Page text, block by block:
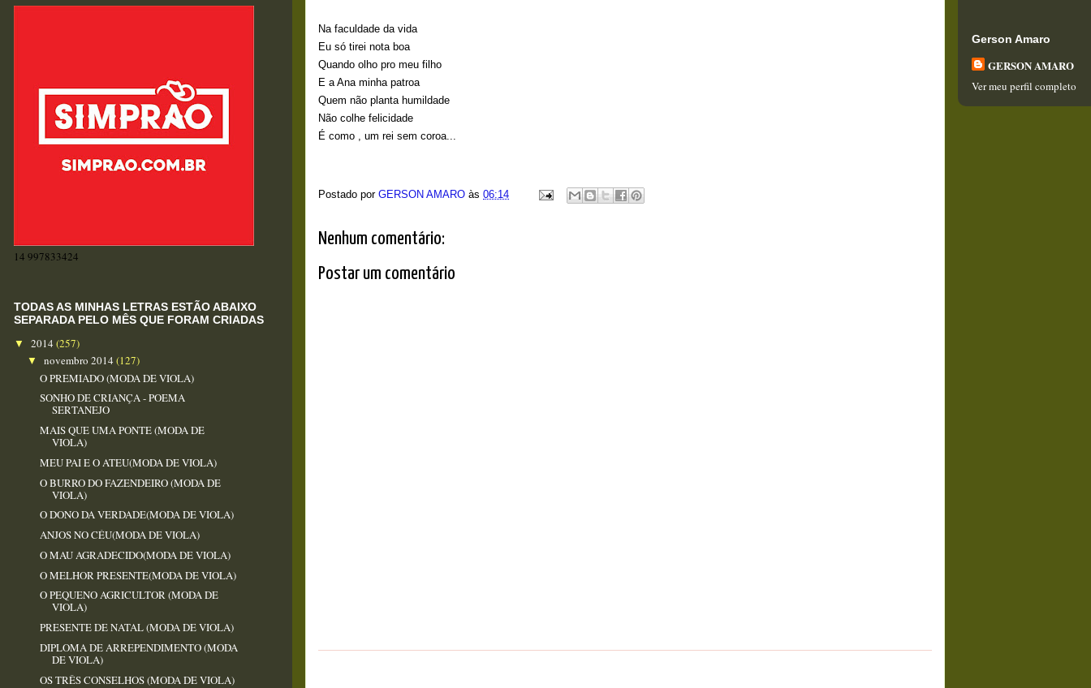
Na faculdade da vida
Eu só tirei nota boa
Quando olho pro meu filho
E a Ana minha patroa
Quem não planta humildade
Não colhe felicidade
É como , um rei sem coroa...
Postado por GERSON AMARO às 06:14
Nenhum comentário:
Postar um comentário
14 997833424
TODAS AS MINHAS LETRAS ESTÃO ABAIXO
SEPARADA PELO MÊS QUE FORAM CRIADAS
▼ 2014 (257)
▼ novembro 2014 (127)
O PREMIADO (MODA DE VIOLA)
SONHO DE CRIANÇA - POEMA
SERTANEJO
MAIS QUE UMA PONTE (MODA DE
VIOLA)
MEU PAI E O ATEU(MODA DE VIOLA)
O BURRO DO FAZENDEIRO (MODA DE
VIOLA)
O DONO DA VERDADE(MODA DE VIOLA)
ANJOS NO CÉU(MODA DE VIOLA)
O MAU AGRADECIDO(MODA DE VIOLA)
O MELHOR PRESENTE(MODA DE VIOLA)
O PEQUENO AGRICULTOR (MODA DE
VIOLA)
PRESENTE DE NATAL (MODA DE VIOLA)
DIPLOMA DE ARREPENDIMENTO (MODA
DE VIOLA)
OS TRÊS CONSELHOS (MODA DE VIOLA)
Gerson Amaro
GERSON AMARO
Ver meu perfil completo